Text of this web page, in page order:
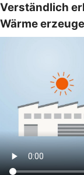
Verständlich
Wärme